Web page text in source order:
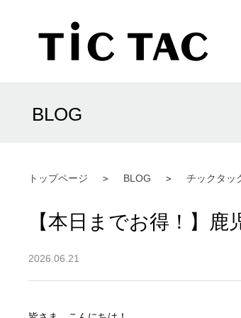
トップページ BLOG チックタッ
BLOG
【本日までお得！】
2026.06.21